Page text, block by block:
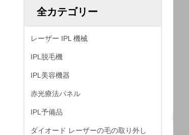
全カテゴリー
レーザー IPL 機械
IPL脱毛機
IPL美容機器
赤光療法パネル
IPL予備品
ダイオード レーザーの毛の取り外し